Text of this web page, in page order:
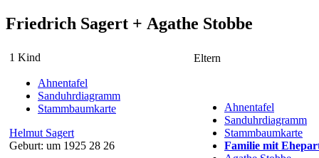
Friedrich Sagert + Agathe Stobbe
1 Kind
Ahnentafel
Sanduhrdiagramm
Stammbaumkarte
Helmut Sagert
Geburt: um 1925 28 26
Eltern
Ahnentafel
Sanduhrdiagramm
Stammbaumkarte
Familie mit